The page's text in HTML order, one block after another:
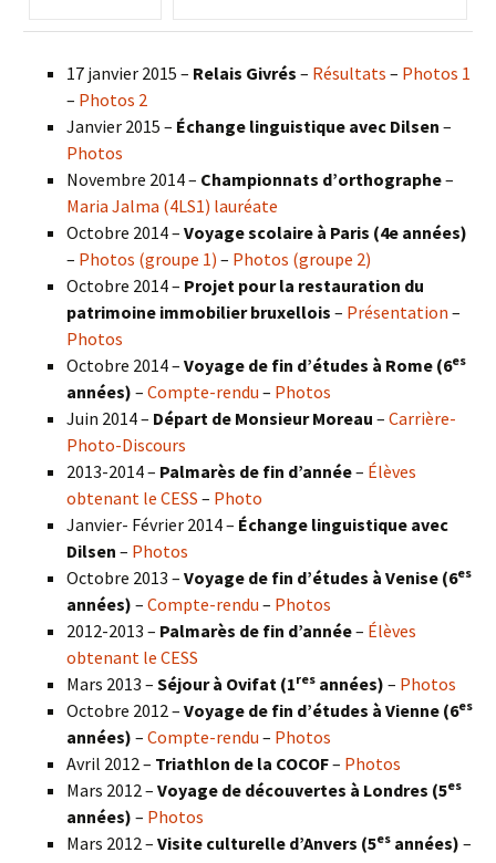
17 janvier 2015 – Relais Givrés – Résultats – Photos 1
– Photos 2
Janvier 2015 – Échange linguistique avec Dilsen –
Photos
Novembre 2014 – Championnats d’orthographe–
Maria Jalma (4LS1) lauréate
Octobre 2014 – Voyage scolaire à Paris (4e années)
– Photos (groupe 1) – Photos (groupe 2)
Octobre 2014 – Projet pour la restauration du
patrimoine immobilier bruxellois – Présentation –
Photos
Octobre 2014 – Voyage de fin d’études à Rome (6es
années) – Compte-rendu – Photos
Juin 2014 – Départ de Monsieur Moreau – Carrière-
Photo-Discours
2013-2014 – Palmarès de fin d’année– Élèves
obtenant le CESS – Photo
Janvier- Février 2014 – Échange linguistique avec
Dilsen – Photos
Octobre 2013 – Voyage de fin d’études à Venise (6es
années) – Compte-rendu – Photos
2012-2013 – Palmarès de fin d’année– Élèves
obtenant le CESS
Mars 2013 – Séjour à Ovifat (1res années) – Photos
Octobre 2012 – Voyage de fin d’études à Vienne (6es
années) – Compte-rendu – Photos
Avril 2012 – Triathlon de la COCOF– Photos
Mars 2012 – Voyage de découvertes à Londres (5es
années) – Photos
Mars 2012 – Visite culturelle d’Anvers (5es années) –